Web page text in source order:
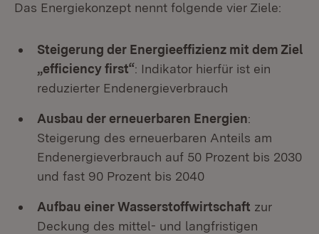
Das Energiekonzept nennt folgende vier Ziele:
Steigerung der Energieeffizienz mit dem Ziel
„efficiency first“: Indikator hierfür ist ein
reduzierter Endenergieverbrauch
Ausbau der erneuerbaren Energien:
Steigerung des erneuerbaren Anteils am
Endenergieverbrauch auf 50 Prozent bis 2030
und fast 90 Prozent bis 2040
Aufbau einer Wasserstoffwirtschaft zur
Deckung des mittel- und langfristigen